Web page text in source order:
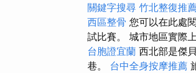
關鍵字搜尋 竹北整復推
西區整骨 您可以在此處
試比賽。 城市地區實際
台胞證宜蘭 西北部是傑
巷。 台中全身按摩推薦